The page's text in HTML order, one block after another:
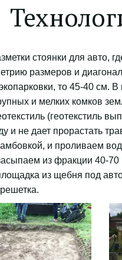
стоянки для авто,
размеров и
то 45-40 см.
и мелких комков
(геотекстиль
и не дает прорастать
и проливаем
из фракции 40-
из щебня под